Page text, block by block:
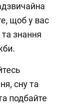
щоб у вас
знання
сну та
подбайте